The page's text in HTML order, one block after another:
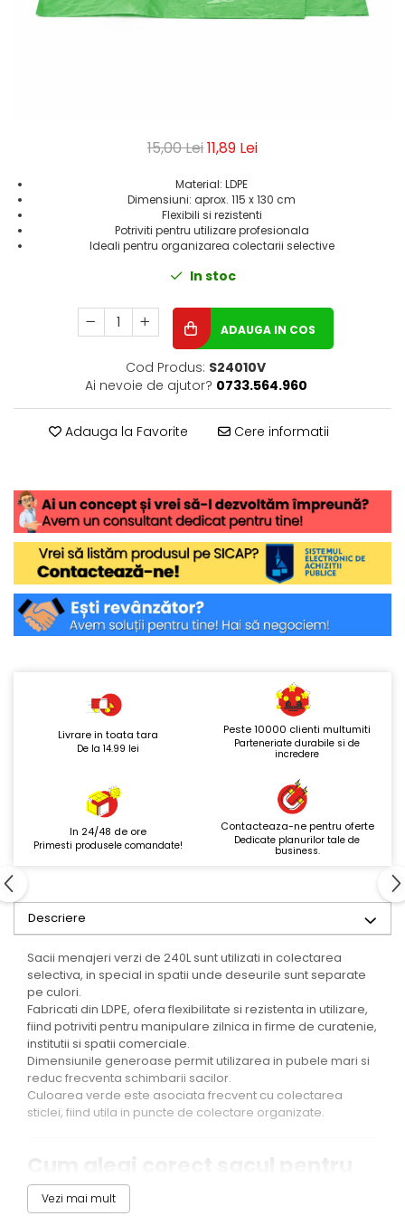
Solutii desfundat tevi15,00 Lei11,89 Lei
Material: LDPE
Dimensiuni: aprox. 115 x 130 cm
Flexibili si rezistenti
Potriviti pentru utilizare profesionala
Ideali pentru organizarea colectarii selective
In stoc
ADAUGA IN COS
Cod Produs: S24010V
Ai nevoie de ajutor? 0733.564.960
Adauga la Favorite Cere informatii
Livrare in toata tara
De la 14.99 lei
Peste 10000 clienti multumiti
Parteneriate durabile si de
incredere
In 24/48 de ore
Primesti produsele comandate!
Contacteaza-ne pentru oferte
Dedicate planurilor tale de
business.
Descriere
Sacii menajeri verzi de 240L sunt utilizati in colectarea
selectiva, in special in spatii unde deseurile sunt separate
pe culori.
Fabricati din LDPE, ofera flexibilitate si rezistenta in utilizare,
fiind potriviti pentru manipulare zilnica in firme de curatenie,
institutii si spatii comerciale.
Dimensiunile generoase permit utilizarea in pubele mari si
reduc frecventa schimbarii sacilor.
Culoarea verde este asociata frecvent cu colectarea
sticlei, fiind utila in puncte de colectare organizate.
Cum alegi corect sacul pentru
pubela
Un sac nu trebuie sa aiba acelasi volum ca pubela, ci sa fie
Vezi mai mult